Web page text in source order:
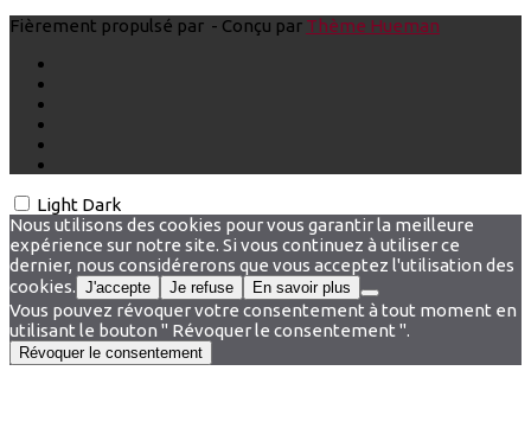
Fièrement propulsé par - Conçu par Thème Hueman
Light Dark
Nous utilisons des cookies pour vous garantir la meilleure
expérience sur notre site. Si vous continuez à utiliser ce
dernier, nous considérerons que vous acceptez l'utilisation des
cookies. J'accepte Je refuse En savoir plus
Vous pouvez révoquer votre consentement à tout moment en
utilisant le bouton " Révoquer le consentement ".
Révoquer le consentement